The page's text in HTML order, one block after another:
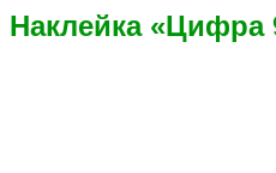
Наклейка «Цифра